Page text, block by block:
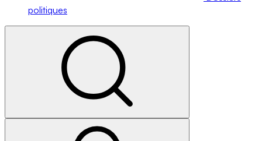
politiques